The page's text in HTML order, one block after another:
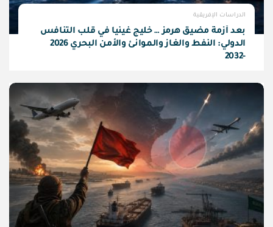
الدراسات الإفريقية
بعد أزمة مضيق هرمز … خليج غينيا في قلب التنافس
الدولي: النفط والغاز والموانئ والأمن البحري 2026
-2032